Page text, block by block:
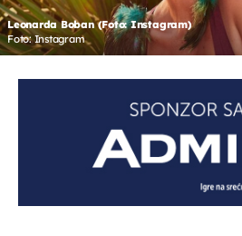
Leonarda Boban (Foto: Instagram)
Foto: Instagram